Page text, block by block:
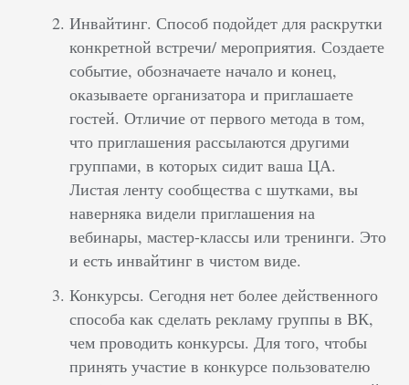
Инвайтинг. Способ подойдет для раскрутки
конкретной встречи/ мероприятия. Создаете
событие, обозначаете начало и конец,
оказываете организатора и приглашаете
гостей. Отличие от первого метода в том,
что приглашения рассылаются другими
группами, в которых сидит ваша ЦА.
Листая ленту сообщества с шутками, вы
наверняка видели приглашения на
вебинары, мастер-классы или тренинги. Это
и есть инвайтинг в чистом виде.
Конкурсы. Сегодня нет более действенного
способа как сделать рекламу группы в ВК,
чем проводить конкурсы. Для того, чтобы
принять участие в конкурсе пользователю